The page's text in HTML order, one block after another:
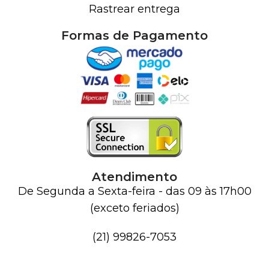
Rastrear entrega
Formas de Pagamento
Atendimento
De Segunda a Sexta-feira - das 09 às 17h00
(exceto feriados)
(21) 99826-7053